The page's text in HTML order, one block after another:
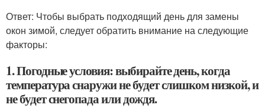
Ответ: Чтобы выбрать подходящий день для замены
окон зимой, следует обратить внимание на следующие
факторы:
1. Погодные условия: выбирайте день, когда
температура снаружи не будет слишком низкой, и
не будет снегопада или дождя.